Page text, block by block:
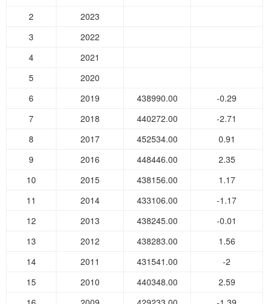
2
2023
3
2022
4
2021
5
2020
6
2019 438990.00
-0.29
7
2018 440272.00
-2.71
8
2017 452534.00
0.91
9
2016 448446.00
2.35
10
2015 438156.00
1.17
11
2014 433106.00
-1.17
12
2013 438245.00
-0.01
13
2012 438283.00
1.56
14
2011 431541.00
-2
15
2010 440348.00
2.59